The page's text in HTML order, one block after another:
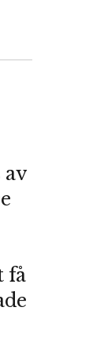
av
få